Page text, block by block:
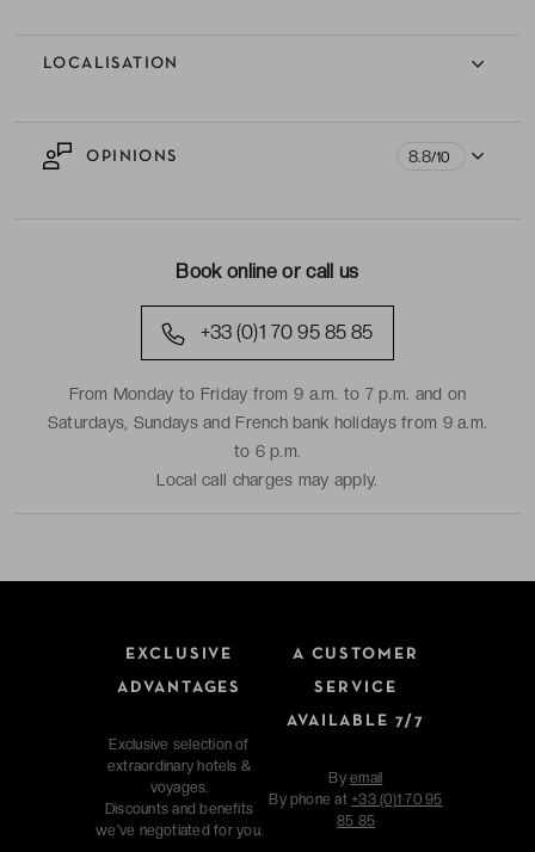
LOCALISATION
OPINIONS 8.8/10
Book online or call us
+33 (0)1 70 95 85 85
From Monday to Friday from 9 a.m. to 7 p.m. and on
Saturdays, Sundays and French bank holidays from 9 a.m.
to 6 p.m.
Local call charges may apply.
EXCLUSIVE
ADVANTAGES
Exclusive selection of
extraordinary hotels &
voyages.
Discounts and benefits
we've negotiated for you.
A CUSTOMER
SERVICE
AVAILABLE 7/7
Byemail
By phone at+33 (0)1 70 95
85 85